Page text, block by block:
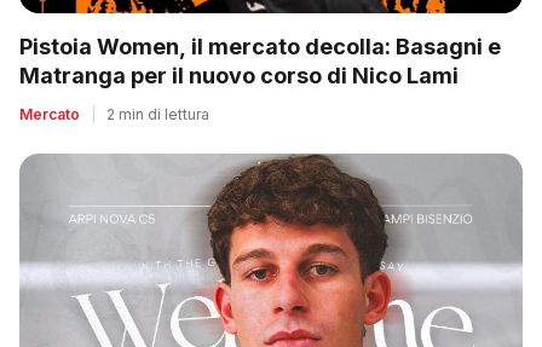
Pistoia Women, il mercato decolla: Basagni e
Matranga per il nuovo corso di Nico Lami
Mercato 2 min di lettura